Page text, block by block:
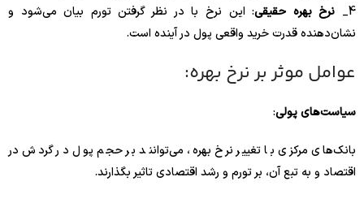
4_
نرخ بهره حقیقی: این نرخ با در نظر گرفتن تورم بیان می‌شود و
نشان‌دهنده قدرت خرید واقعی پول در آینده است.
عوامل موثر بر نرخ بهره:
سیاست‌های پولی:
بانک‌های مرکزی با تغییر نرخ بهره، می‌توانند بر حجم پول در گردش در
اقتصاد و به تبع آن، بر تورم و رشد اقتصادی تاثیر بگذارند.